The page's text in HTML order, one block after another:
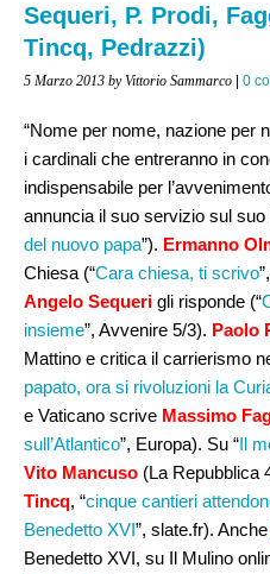
Sequeri, P. Prodi,
Tincq, Pedrazzi)
5 Marzo 2013 by Vittorio Sammarco | 0
“Nome per nome, nazione per
i cardinali che entreranno in
indispensabile per
annuncia il suo servizio sul suo
del nuovo papa”). Ermanno
Chiesa (“Cara chiesa, ti scrivo
Angelo Sequeri gli risponde (“
insieme”, Avvenire 5/3). Paolo
Mattino e critica il carrierismo
papato, ora si rivoluzioni la
e Vaticano scrive Massimo
sull’Atlantico”, Europa). Su “Il
Vito Mancuso (La Repubblica
Tincq, “cinque cantieri
Benedetto XVI”, slate.fr). Anche
Benedetto XVI, su Il Mulino